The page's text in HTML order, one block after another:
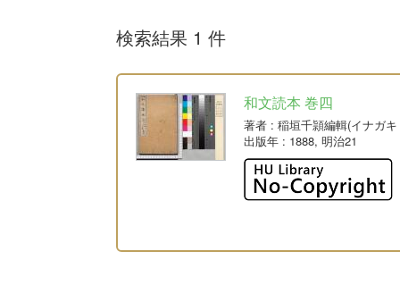
検索結果 1 件
和文読本 巻四
著者 : 稲垣千頴編輯(イナガ
出版年 : 1888, 明治21